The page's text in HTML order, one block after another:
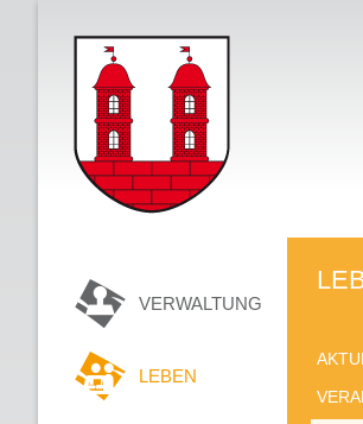
VERWALTUNG
LEBEN